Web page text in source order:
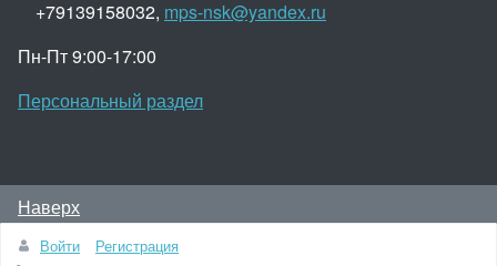
+79139158032, mps-nsk@yandex.ru
Пн-Пт 9:00-17:00
Персональный раздел
Наверх
Войти
Регистрация